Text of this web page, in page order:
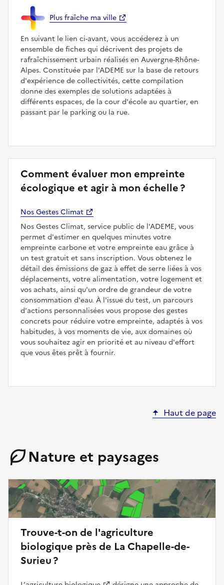
Plus fraîche ma ville
En suivant le lien ci-avant, vous accéderez à un
ensemble de fiches qui décrivent des projets de
rafraîchissement urbain réalisés en Auvergne-Rhône-
Alpes. Constituée par l'ADEME sur la base de retours
d'expérience de collectivités, cette compilation
donne des exemples de solutions adaptées à
différents espaces, de la cour d'école au quartier, en
passant par le parking ou la rue.
Comment évaluer mon empreinte
écologique et agir à mon échelle ?
Nos Gestes Climat
Nos Gestes Climat, service public de l'ADEME, vous
permet d'estimer en quelques minutes votre
empreinte carbone et votre empreinte eau grâce à
un test gratuit et sans inscription. Vous obtenez le
détail des émissions de gaz à effet de serre liées à vos
déplacements, votre alimentation, votre logement et
vos achats, ainsi qu'un ordre de grandeur de votre
consommation d'eau. À l'issue du test, un parcours
d'actions personnalisées vous propose des gestes
concrets pour réduire votre empreinte, adaptés à vos
habitudes, à vos moments de vie, aux domaines où
vous souhaitez agir en priorité et au niveau d'effort
que vous êtes prêt à fournir.
Haut de page
Nature et paysages
Trouve-t-on de l'agriculture
biologique près de La Chapelle-de-
Surieu ?